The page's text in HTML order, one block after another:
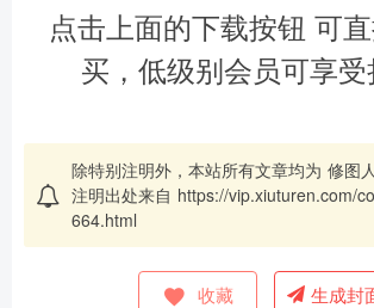
点击上面的下载按钮 可
买，低级别会员可享受
除特别注明外，本站所有文章均为 修图人
注明出处来自 https://vip.xiuturen.com/
664.html
收藏 生成封